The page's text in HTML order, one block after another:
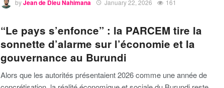
byJean de Dieu Nahimana January 22, 2026 161
“Le pays s’enfonce” : la PARCEM tire la
sonnette d’alarme sur l’économie et la
gouvernance au Burundi
Alors que les autorités présentaient 2026 comme une année de